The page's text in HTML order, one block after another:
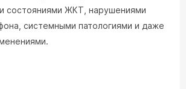
состояниями ЖКТ, нарушениями
системными патологиями и даже